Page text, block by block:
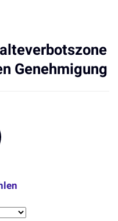
Genehmigung